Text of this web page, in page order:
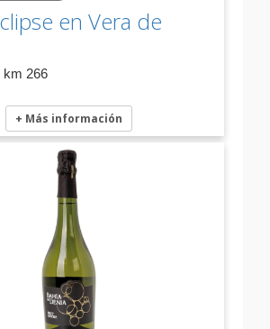
en Vera de
km 266
+ Más información